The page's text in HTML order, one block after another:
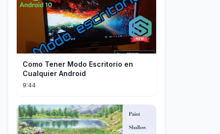
Como Tener Modo Escritorio en
Cualquier Android
9:44